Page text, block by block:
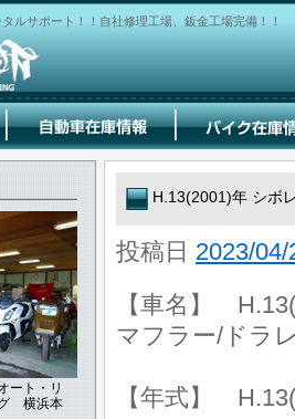
ルサポート！！自社修理工場、鈑金工場完備！！
ート・リ
横浜本
H.13(2001)年 シボ
投稿日 2023/04/
【車名】
マフラー/ドラ
【年式】